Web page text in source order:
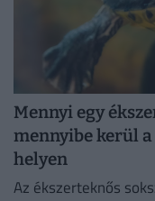
Mennyi egy
mennyibe kerül
helyen
Az ékszerteknős